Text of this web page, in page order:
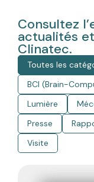
Consultez
actualités
Clinatec.
BCI (Brain-
Lumière
Presse
Visite
Toutes les